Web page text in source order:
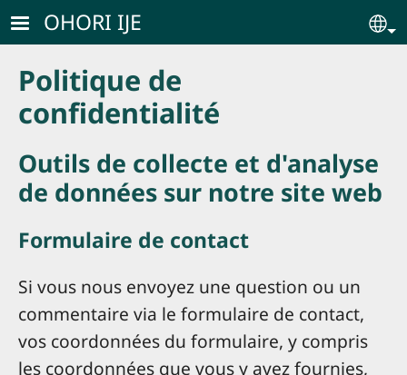
Skip to main content
OHORI IJE
Politique de
confidentialité
Outils de collecte et d'analyse
de données sur notre site web
Formulaire de contact
Si vous nous envoyez une question ou un
commentaire via le formulaire de contact,
vos coordonnées du formulaire, y compris
les coordonnées que vous y avez fournies,